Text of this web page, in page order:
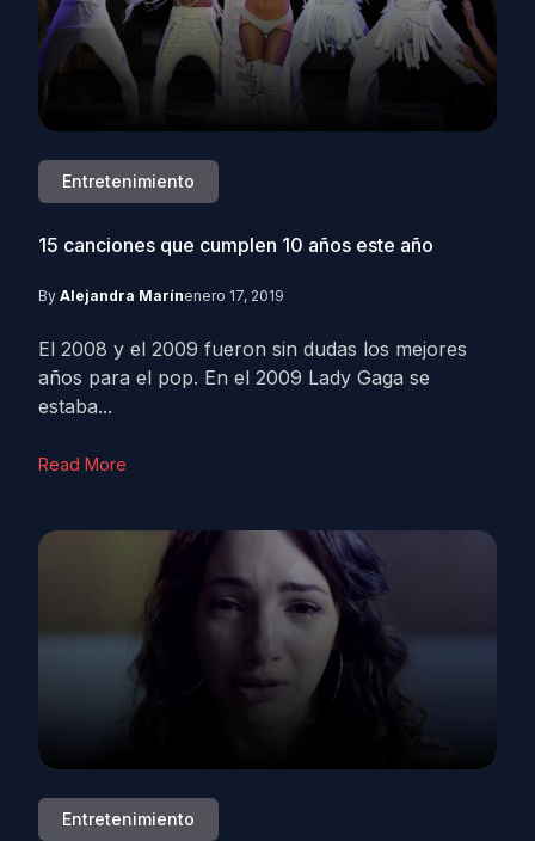
Entretenimiento
15 canciones que cumplen 10 años este año
By Alejandra Marínenero 17, 2019
El 2008 y el 2009 fueron sin dudas los mejores
años para el pop. En el 2009 Lady Gaga se
estaba...
Read More
Entretenimiento